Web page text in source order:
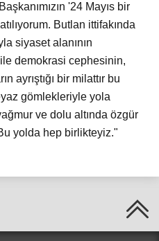
'24 Mayıs bir
Butlan ittifakında
siyaset alanının
demokrasi cephesinin,
ayrıştığı bir milattır bu
gömlekleriyle yola
ve dolu altında özgür
yolda hep birlikteyiz."